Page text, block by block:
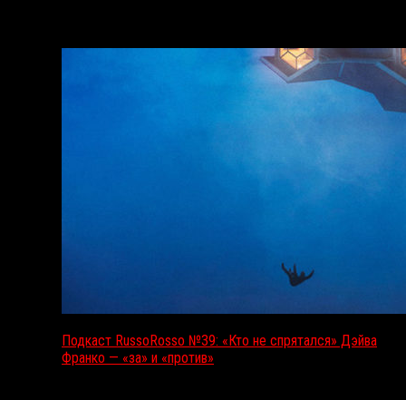
Подкаст RussoRosso №39: «Кто не спрятался» Дэйва
Франко — «за» и «против»